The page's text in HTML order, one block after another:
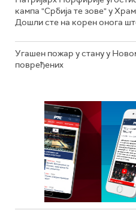
кампа "Србија те зове" у
Дошли сте на корен онога
Угашен пожар у стану у
повређених